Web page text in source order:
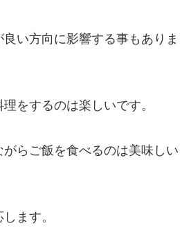
い方向に影響する事もありま
をするのは楽しいです。
がらご飯を食べるのは美味しい
ます。